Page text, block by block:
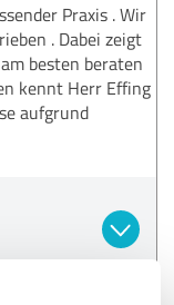
Praxis . Wir
. Dabei zeigt
besten beraten
kennt Herr Effing
aufgrund